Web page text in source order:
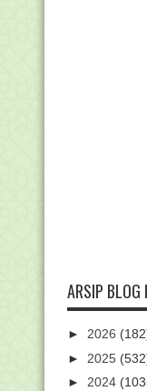
ARSIP BLOG
► 2026
► 2025
► 2024